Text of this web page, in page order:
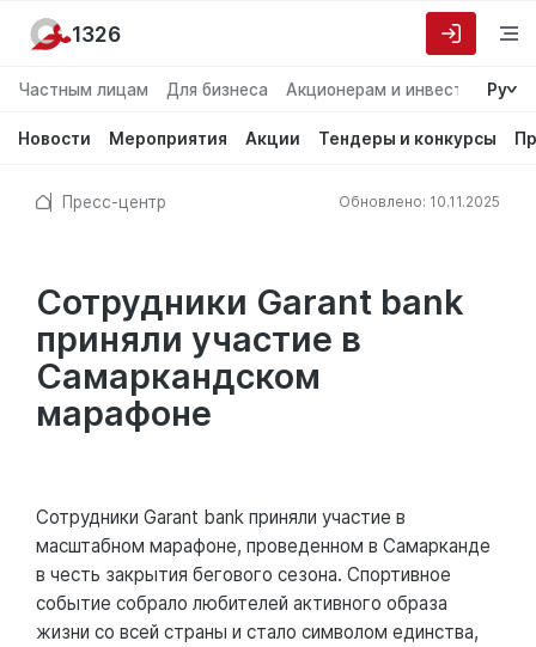
Частным лицам Для бизнеса Акционерам и инвесторам
Ру
Новости Мероприятия Акции Тендеры и конкурсы
1326
Пресс-центр Обновлено: 10.11.2025
Сотрудники Garant bank
приняли участие в
Самаркандском
марафоне
Сотрудники Garant bank приняли участие в
масштабном марафоне, проведенном в Самарканде
в честь закрытия бегового сезона. Спортивное
событие собрало любителей активного образа
жизни со всей страны и стало символом единства,